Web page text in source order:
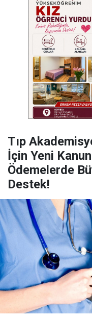
​Tıp
İçin Yeni
Ödemelerde
Destek!